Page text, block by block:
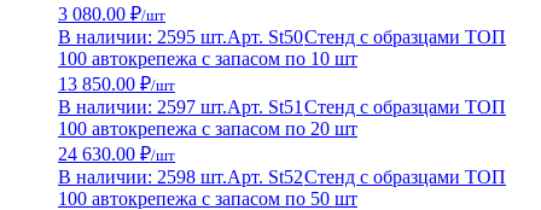
3 080.00 ₽/шт
В наличии: 2595 шт.Арт. St50Стенд с образцами ТОП
100 автокрепежа с запасом по 10 шт
13 850.00 ₽/шт
В наличии: 2597 шт.Арт. St51 Стенд с образцами ТОП
100 автокрепежа с запасом по 20 шт
24 630.00 ₽/шт
В наличии: 2598 шт.Арт. St52Стенд с образцами ТОП
100 автокрепежа с запасом по 50 шт